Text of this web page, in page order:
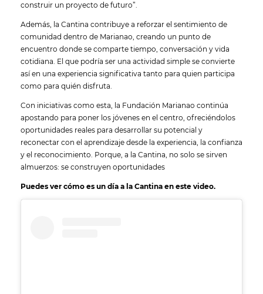
construir un proyecto de futuro”.
Además, la Cantina contribuye a reforzar el sentimiento de
comunidad dentro de Marianao, creando un punto de
encuentro donde se comparte tiempo, conversación y vida
cotidiana. El que podría ser una actividad simple se convierte
así en una experiencia significativa tanto para quien participa
como para quién disfruta.
Con iniciativas como esta, la Fundación Marianao continúa
apostando para poner los jóvenes en el centro, ofreciéndolos
oportunidades reales para desarrollar su potencial y
reconectar con el aprendizaje desde la experiencia, la confianza
y el reconocimiento. Porque, a la Cantina, no solo se sirven
almuerzos: se construyen oportunidades
Puedes ver cómo es un día a la Cantina en este video.